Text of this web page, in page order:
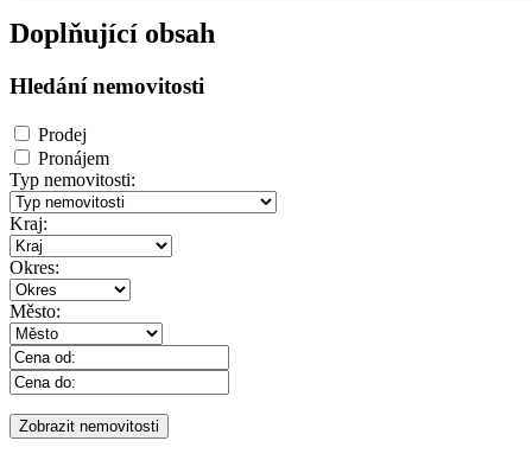
Doplňující obsah
Hledání nemovitosti
Prodej
Pronájem
Typ nemovitosti:
Kraj:
Okres:
Město: